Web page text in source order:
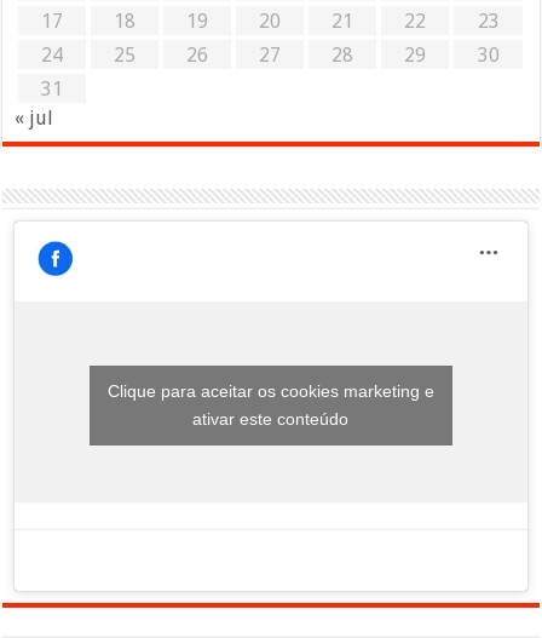
17
18 19 20 21 22
23
24
25 26 27 28 29
30
31
« jul
Clique para aceitar os cookies marketing e
ativar este conteúdo